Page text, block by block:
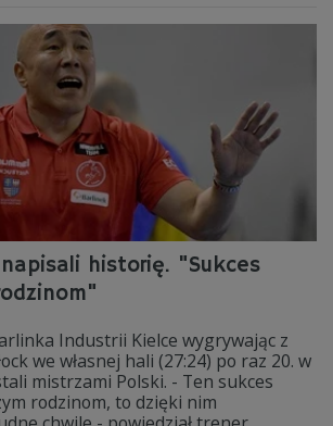
historię. "Sukces
Industrii Kielce wygrywając z
we własnej hali (27:24) po raz 20. w
mistrzami Polski. - Ten sukces
rodzinom, to dzięki nim